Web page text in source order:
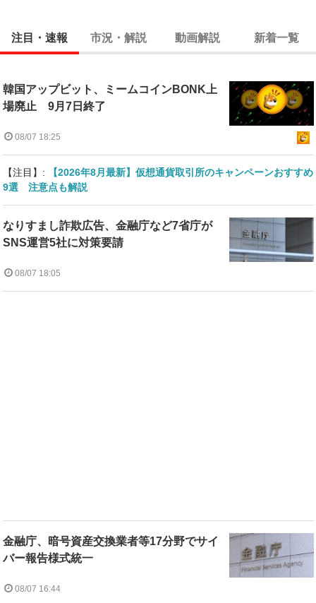
注目・速報 市況・解説 動画解説 新着一覧
韓国アップビット、ミームコインBONK上
場廃止 9月7日終了
08/07 18:25
【注目】:
【2026年8月最新】仮想通貨取引所のキャンペーンおすすめ
9選 注意点も解説
なりすまし詐欺広告、金融庁など7省庁が
SNS運営5社に対策要請
08/07 18:05
金融庁、暗号資産交換業者等17分野でサイ
バー報告様式統一
08/07 16:44